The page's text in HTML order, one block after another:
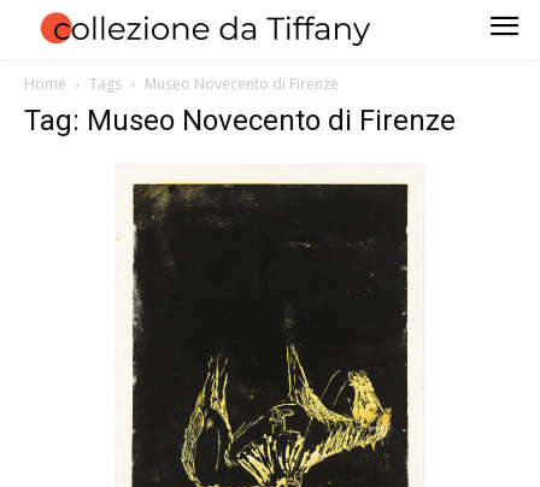
Home Tags Museo Novecento di Firenze
Tag: Museo Novecento di Firenze